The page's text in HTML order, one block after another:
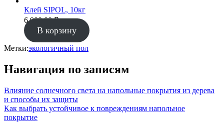
Клей SIPOL, 10кг
6 900.00₽
В корзину
Метки:экологичный пол
Навигация по записям
Влияние солнечного света на напольные покрытия из дерева
и способы их защиты
Как выбрать устойчивое к повреждениям напольное
покрытие